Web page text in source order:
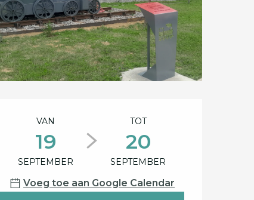
Openingstijden en
VAN
19
SEPTEMBER
TOT
20
SEPTEMBER
Voeg toe aan Google Calendar